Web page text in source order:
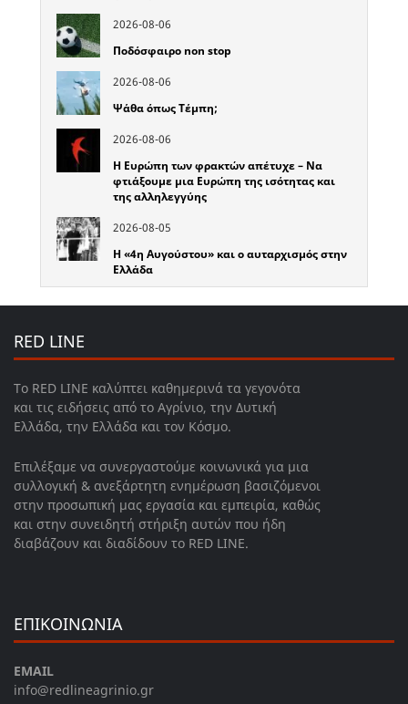
2026-08-06
Ποδόσφαιρο non stop
2026-08-06
Ψάθα όπως Τέμπη;
2026-08-06
Η Ευρώπη των φρακτών απέτυχε – Να
φτιάξουμε μια Ευρώπη της ισότητας και
της αλληλεγγύης
2026-08-05
Η «4η Αυγούστου» και ο αυταρχισμός στην
Ελλάδα
RED LINE
Το RED LINE καλύπτει καθημερινά τα γεγονότα
και τις ειδήσεις από το Αγρίνιο, την Δυτική
Ελλάδα, την Ελλάδα και τον Κόσμο.
Επιλέξαμε να συνεργαστούμε κοινωνικά για μια
συλλογική & ανεξάρτητη ενημέρωση βασιζόμενοι
στην προσωπική μας εργασία και εμπειρία, καθώς
και στην συνειδητή στήριξη αυτών που ήδη
διαβάζουν και διαδίδουν το RED LINE.
ΕΠΙΚΟΙΝΩΝΙΑ
EMAIL
info@redlineagrinio.gr